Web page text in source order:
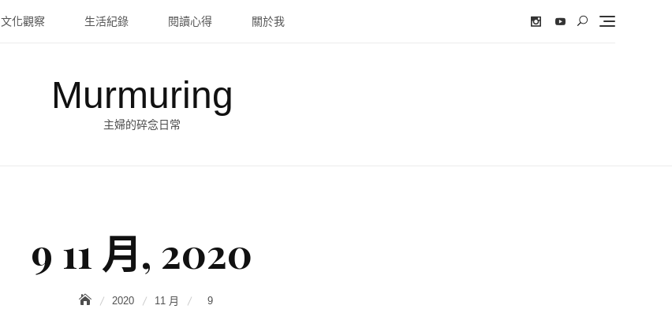
文化觀察 生活紀錄 閱讀心得 關於我
Murmuring
主婦的碎念日常
9 11 月, 2020
2020 11 月 9